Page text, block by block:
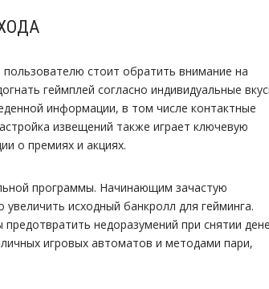
стоит обратить внимание на
геймплей согласно индивидуальные
информации, в том числе контактные
извещений также играет ключевую
о премиях и акциях.
программы. Начинающим зачастую
исходный банкролл для гейминга.
недоразумений при снятии
игровых автоматов и методами пари,